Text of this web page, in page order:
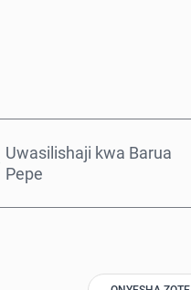
Uwasilishaji kwa Barua
Pepe